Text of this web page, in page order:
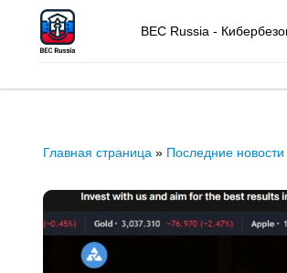
BEC Russia -
Главная страница » Последние новости